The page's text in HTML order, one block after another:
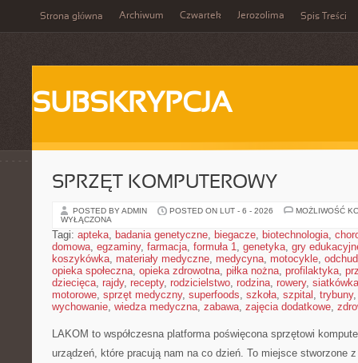
Strona główna Archiwum Czwartek Jerozolima Spis Treści
SUBSKRYPCJA
SPRZĘT KOMPUTEROWY
POSTED BY ADMIN POSTED ON LUT - 6 - 2026
MOŻLIWOŚĆ
WYŁĄCZONA
Tagi: apteka, badania genetyczne, biegacze, biotechnologia,
domowa, egzaminy, farmacja, formuła 1, genetyka, gry
koszykówka, materiały medyczne, medycyna, motocykle,
opieka społeczna, opieka zdrowotna, piłka nożna, profilaktyka,
dziecięca, rajdy, recepty, rodzicielstwo, rodzina, rowery, siatkówka
motorowe, sprzęt medyczny, superfoods, szkoła, szpital , trybuny
wychowanie, wiedza medyczna, zabawa, zajęcia dodatkowe,
LAKOM to współczesna platforma poświęcona sprzętowi
urządzeń, które pracują nam na co dzień. To miejsce stworzone